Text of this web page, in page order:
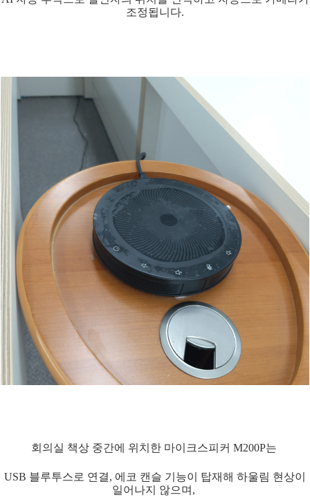
조정됩니다.
회의실 책상 중간에 위치한 마이크스피커 M200P는
USB 블루투스로 연결, 에코 캔슬 기능이 탑재해 하울림 현상이
일어나지 않으며,